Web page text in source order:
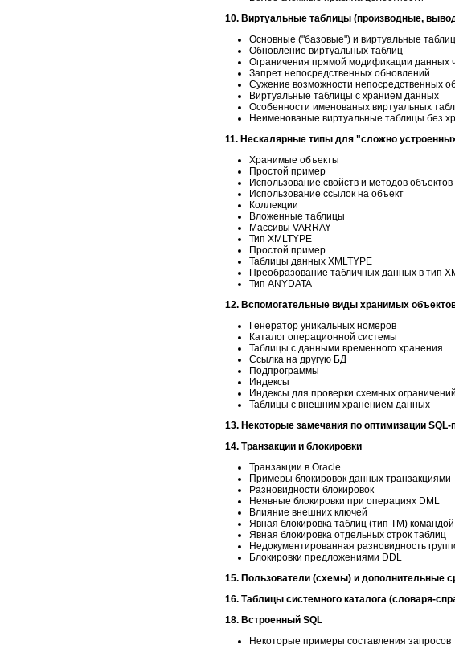
10. Виртуальные таблицы (производные,
Основные ("базовые") и виртуальные
Обновление виртуальных таблиц
Ограничения прямой модификации данных
Запрет непосредственных обновлений
Сужение возможности непосредственных
Виртуальные таблицы с хранием данных
Особенности именованых виртуальных
Неименованые виртуальные таблицы без
11. Нескалярные типы для "сложно
Хранимые объекты
Простой пример
Использование свойств и методов объектов
Использование ссылок на объект
Коллекции
Вложенные таблицы
Массивы VARRAY
Тип XMLTYPE
Простой пример
Таблицы данных XMLTYPE
Преобразование табличных данных в тип
Тип ANYDATA
12. Вспомогательные виды хранимых
Генератор уникальных номеров
Каталог операционной системы
Таблицы с данными временного хранения
Ссылка на другую БД
Подпрограммы
Индексы
Индексы для проверки схемных
Таблицы с внешним хранением данных
13. Некоторые замечания по оптимизации
14. Транзакции и блокировки
Транзакции в Oracle
Примеры блокировок данных транзакциями
Разновидности блокировок
Неявные блокировки при операциях DML
Влияние внешних ключей
Явная блокировка таблиц (тип TM)
Явная блокировка отдельных строк таблиц
Недокументированная разновидность
Блокировки предложениями DDL
15. Пользователи (схемы) и дополнительные
16. Таблицы системного каталога (словаря-
18. Встроенный SQL
Некоторые примеры составления запросов